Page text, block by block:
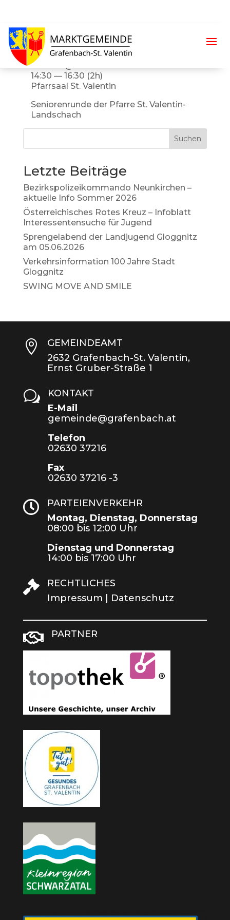
Fastenzeit
März 10 @ 14:30
14:30 — 16:30 (2h)
Pfarrsaal St. Valentin
Seniorenrunde der Pfarre St. Valentin-
Landschach
Suchen
Letzte Beiträge
Bezirkspolizeikommando Neunkirchen –
aktuelle Info Sommer 2026
Österreichisches Rotes Kreuz – Infoblatt
Interessentensuche für Jugend
Sprengelabend der Landjugend Gloggnitz
am 05.06.2026
Verkehrsinformation 100 Jahre Stadt
Gloggnitz
SWING MOVE AND SMILE

GEMEINDEAMT
2632 Grafenbach-St. Valentin,
Ernst Gruber-Straße 1
w
KONTAKT
E-Mail
gemeinde@grafenbach.at
Telefon
02630 37216
Fax
02630 37216 -3

PARTEIENVERKEHR
Montag, Dienstag, Donnerstag
08:00 bis 12:00 Uhr
Dienstag und Donnerstag
14:00 bis 17:00 Uhr

RECHTLICHES
Impressum
Datenschutz
 PARTNER